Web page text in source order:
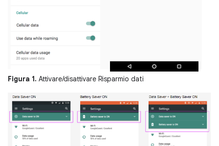
Figura 1. Attivare/disattivare Risparmio dati